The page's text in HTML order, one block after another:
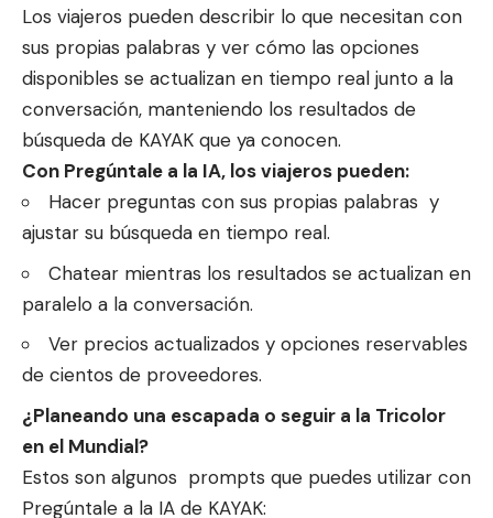
Los viajeros pueden describir lo que necesitan con
sus propias palabras y ver cómo las opciones
disponibles se actualizan en tiempo real junto a la
conversación, manteniendo los resultados de
búsqueda de KAYAK que ya conocen.
Con Pregúntale a la IA, los viajeros pueden:
Hacer preguntas con sus propias palabras y
ajustar su búsqueda en tiempo real.
Chatear mientras los resultados se actualizan en
paralelo a la conversación.
Ver precios actualizados y opciones reservables
de cientos de proveedores.
¿Planeando una escapada o seguir a la Tricolor
en el Mundial?
Estos son algunos prompts que puedes utilizar con
Pregúntale a la IA de KAYAK: